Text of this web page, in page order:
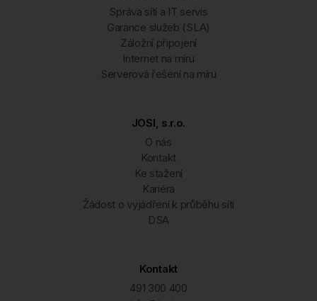
Správa sítí a IT servis
Garance služeb (SLA)
Záložní připojení
Internet na míru
Serverová řešení na míru
JOSI, s.r.o.
O nás
Kontakt
Ke stažení
Kariéra
Žádost o vyjádření k průběhu sítí
DSA
Kontakt
491 300 400